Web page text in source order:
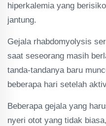
hiperkalemia yang
jantung.
Gejala rhabdomyolysis
saat seseorang masih
tanda-tandanya baru
beberapa hari setelah
Beberapa gejala yang
nyeri otot yang tidak